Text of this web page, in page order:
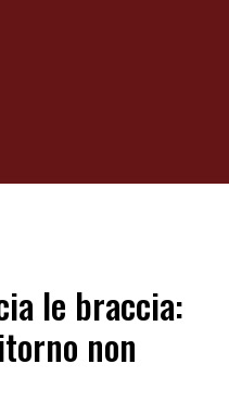
le braccia:
non